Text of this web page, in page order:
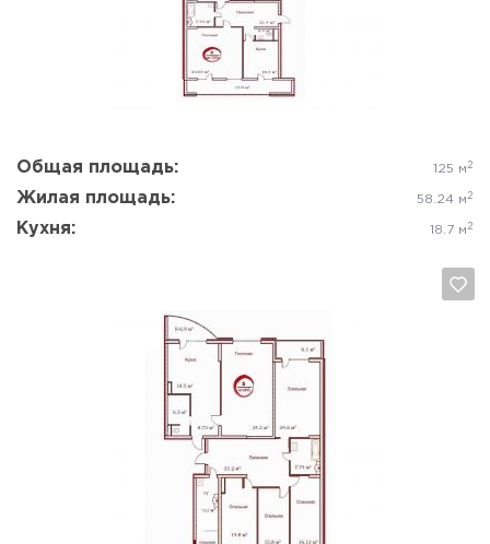
Общая площадь: 125 м 2
Жилая площадь: 58.24 м 2
Кухня: 18.7 м 2
Да, удалить Отмена
Да, удалить